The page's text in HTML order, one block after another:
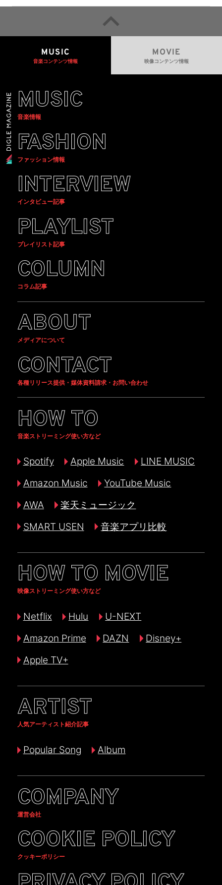
るための統一的な枠組みを提案
MUSIC
音楽コンテンツ情報
MOVIE
映像コンテンツ情報
MUSIC
音楽情報
FASHION
ファッション情報
INTERVIEW
インタビュー記事
PLAYLIST
プレイリスト記事
COLUMN
コラム記事
ABOUT
メディアについて
CONTACT
各種リリース提供・媒体資料請求・お問い合わせ
HOW TO
音楽ストリーミング使い方など
Spotify Apple Music
LINE MUSIC
Amazon Music
YouTube Music
AWA
楽天ミュージック
SMART USEN
音楽アプリ比較
HOW TO MOVIE
映像ストリーミング使い方など
Netflix Hulu
U-NEXT
Amazon Prime
DAZN
Disney+
Apple TV+
ARTIST
人気アーティスト紹介記事
Popular Song Album
COMPANY
運営会社
COOKIE POLICY
クッキーポリシー